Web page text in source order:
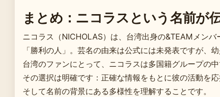
まとめ：ニコラスという名前が
ニコラス（NICHOLAS）は、台湾出身の&TEAMメン
「勝利の人」。芸名の由来は公式には未発表ですが、
台湾のファンにとって、ニコラスは多国籍グループの
その選択は明確です：正確な情報をもとに彼の活動を
そして名前の背景にある多様性を理解することです。